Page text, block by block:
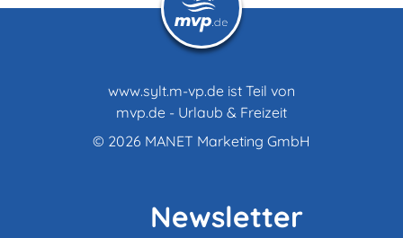
www.sylt.m-vp.de ist Teil von
mvp.de - Urlaub & Freizeit
© 2026 MANET Marketing GmbH
Newsletter